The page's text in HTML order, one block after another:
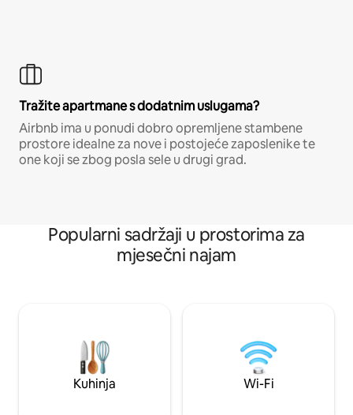
Tražite apartmane s dodatnim uslugama?
Airbnb ima u ponudi dobro opremljene stambene
prostore idealne za nove i postojeće zaposlenike te
one koji se zbog posla sele u drugi grad.
Popularni sadržaji u prostorima za
mjesečni najam
Kuhinja Wi-Fi